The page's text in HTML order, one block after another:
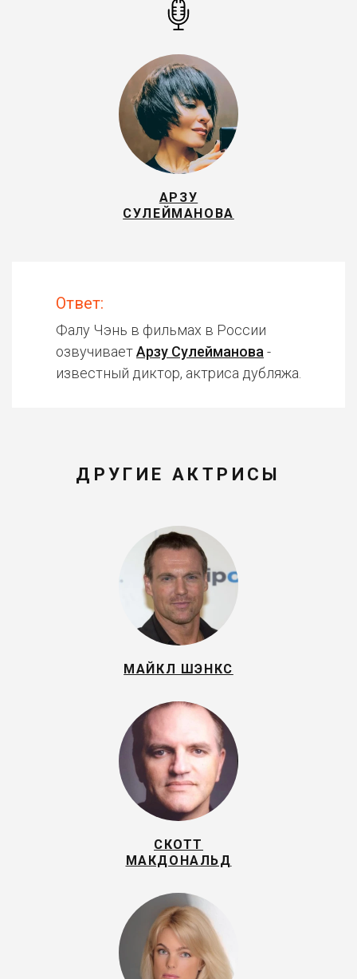
АРЗУ
СУЛЕЙМАНОВА
Ответ:
Фалу Чэнь в фильмах в России
озвучиваетАрзу Сулейманова -
известный диктор, актриса дубляжа.
ДРУГИЕ АКТРИСЫ
МАЙКЛ ШЭНКС
СКОТТ
МАКДОНАЛЬД